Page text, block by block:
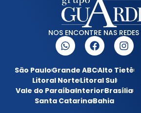
NOS ENCONTRE NAS
São PauloGrande ABCAlto Tietê
Litoral NorteLitoral Sul
Vale do ParaíbaInteriorBrasília
Santa CatarinaBahia